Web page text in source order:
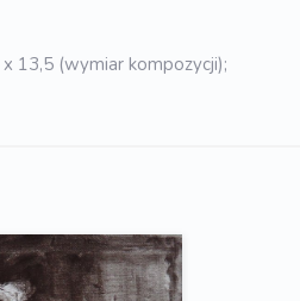
13,5 (wymiar kompozycji);